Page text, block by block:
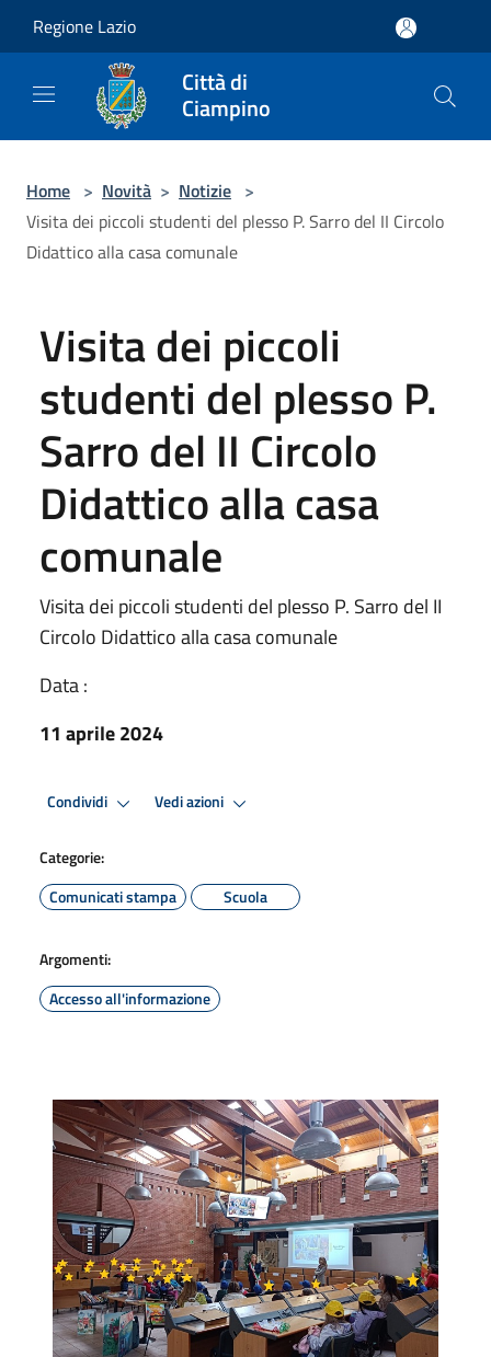
Regione Lazio
Città di
Ciampino
Home > Novità > Notizie >
Visita dei piccoli studenti del plesso P. Sarro del II Circolo
Didattico alla casa comunale
Visita dei piccoli
studenti del plesso P.
Sarro del II Circolo
Didattico alla casa
comunale
Visita dei piccoli studenti del plesso P. Sarro del II
Circolo Didattico alla casa comunale
Data :
11 aprile 2024
Condividi Vedi azioni
Categorie:
Comunicati stampa
Scuola
Argomenti:
Accesso all'informazione